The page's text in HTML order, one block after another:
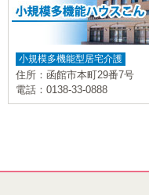
小規模多機能型居宅介護
住所：函館市本町29番7号
電話：0138-33-0888